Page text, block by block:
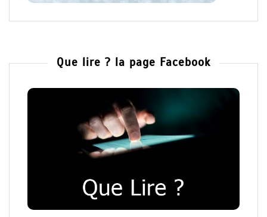
Que lire ? la page Facebook